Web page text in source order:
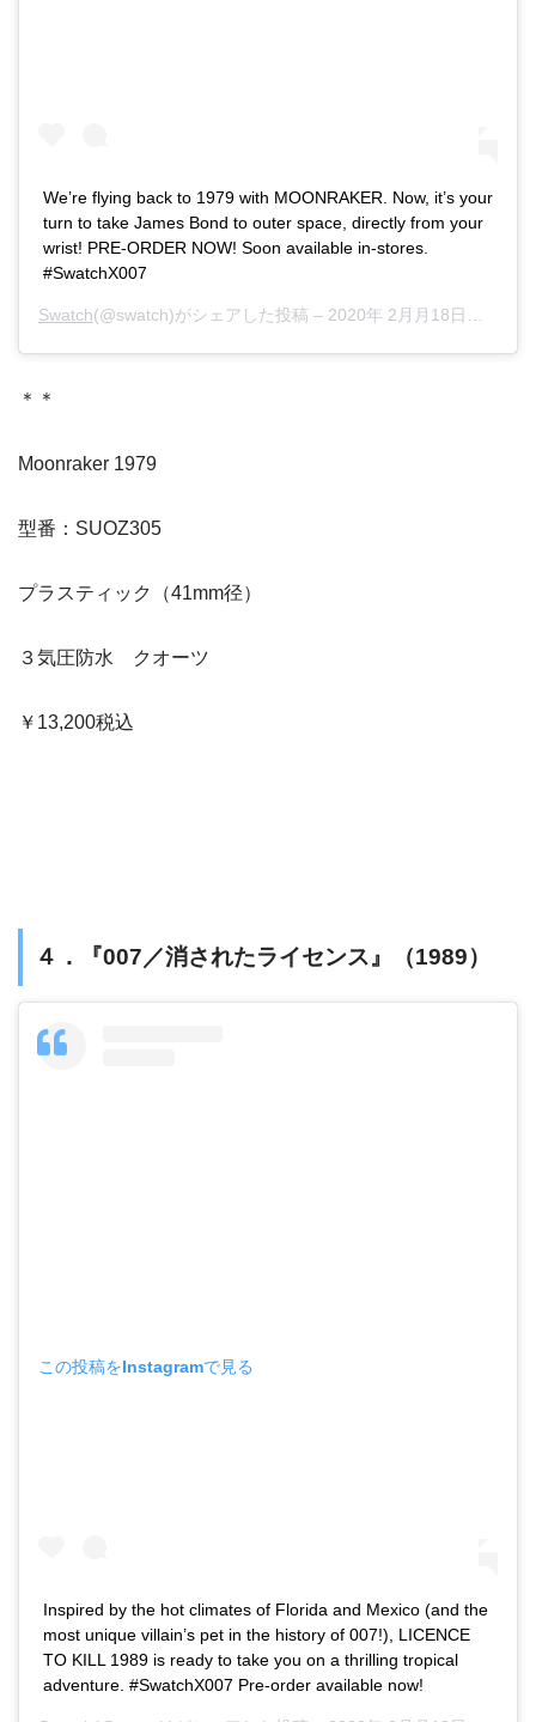
We’re flying back to 1979 with MOONRAKER. Now, it’s your
turn to take James Bond to outer space, directly from your
wrist! PRE-ORDER NOW! Soon available in-stores.
#SwatchX007
Swatch(@swatch)がシェアした投稿 – 2020年 2月月18日午前10時13分PST
＊＊
Moonraker 1979
型番：SUOZ305
プラスティック（41mm径）
３気圧防水 クオーツ
￥13,200税込
４．『007／消されたライセンス』（1989）
この投稿をInstagramで見る
Inspired by the hot climates of Florida and Mexico (and the
most unique villain’s pet in the history of 007!), LICENCE
TO KILL 1989 is ready to take you on a thrilling tropical
adventure. #SwatchX007 Pre-order available now!